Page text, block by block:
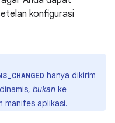
konfigurasi
hanya dikirim
bukan ke
manifes aplikasi.